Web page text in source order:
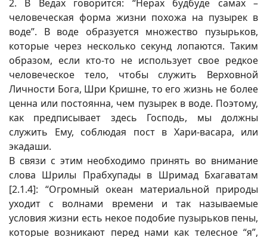
2. В Ведах говорится: “Нерах будбуде самах –
человеческая форма жизни похожа на пузырек в
воде”. В воде образуется множество пузырьков,
которые через несколько секунд лопаются. Таким
образом, если кто-то не использует свое редкое
человеческое тело, чтобы служить Верховной
Личности Бога, Шри Кришне, то его жизнь не более
ценна или постоянна, чем пузырек в воде. Поэтому,
как предписывает здесь Господь, мы должны
служить Ему, соблюдая пост в Хари-васара, или
экадаши.
В связи с этим необходимо принять во внимание
слова Шрилы Прабхупады в Шримад Бхагаватам
[2.1.4]: “Огромный океан материальной природы
уходит с волнами времени и так называемые
условия жизни есть некое подобие пузырьков пены,
которые возникают перед нами как телесное “я”,